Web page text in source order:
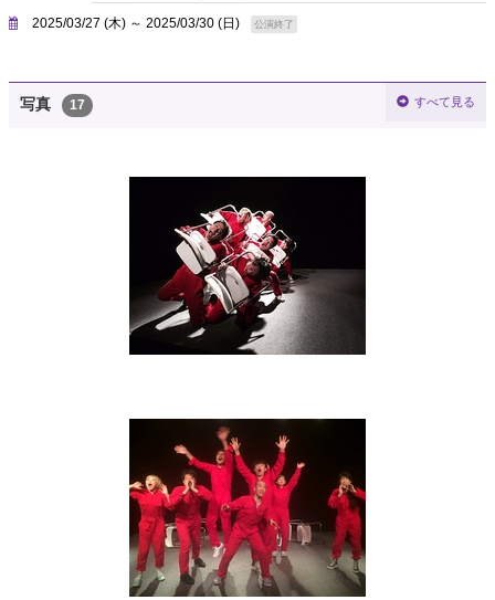
2025/03/27 (木) ～ 2025/03/30 (日) 公演終了
写真 17 すべて見る